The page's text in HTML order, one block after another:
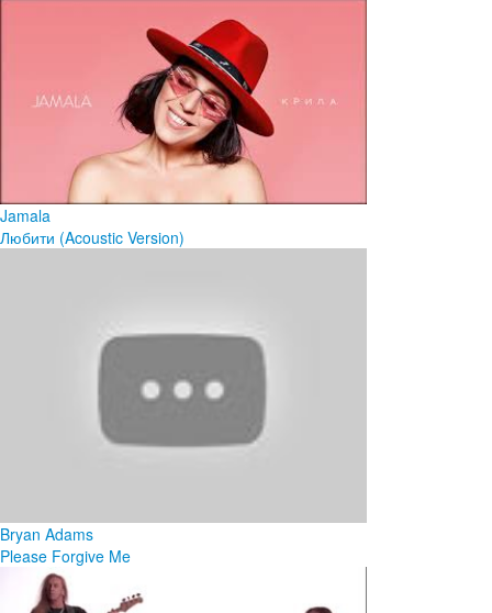
Jamala
Любити (Acoustic Version)
Bryan Adams
Please Forgive Me